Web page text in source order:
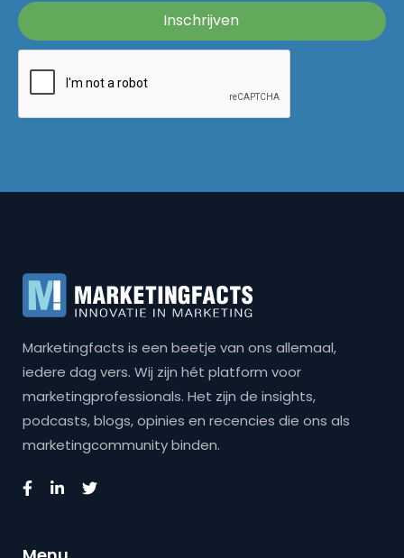
Marketingfacts is een beetje van ons allemaal,
iedere dag vers. Wij zijn hét platform voor
marketingprofessionals. Het zijn de insights,
podcasts, blogs, opinies en recencies die ons als
marketingcommunity binden.